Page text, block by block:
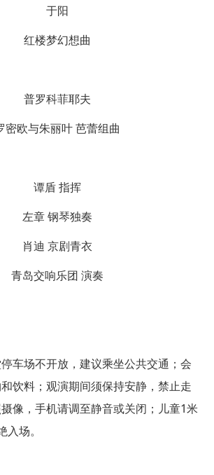
于阳
红楼梦幻想曲
普罗科菲耶夫
密欧与朱丽叶 芭蕾组曲
谭盾 指挥
左章 钢琴独奏
肖迪 京剧青衣
青岛交响乐团 演奏
车场不开放，建议乘坐公共交通；会
饮料；观演期间须保持安静，禁止走
像，手机请调至静音或关闭；儿童1米
场。